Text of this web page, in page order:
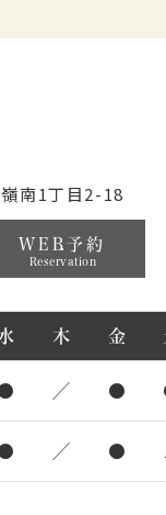
南1丁目2-18
WEB予約
Reservation
木 金
／ ●
／ ●